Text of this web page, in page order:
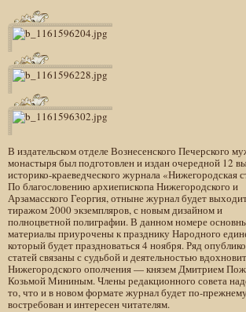
В издательском отделе Вознесенского Печерского
монастыря был подготовлен и издан очередной 12
историко-краеведческого журнала «Нижегородская
По благословению архиепископа Нижегородского и
Арзамасского Георгия, отныне журнал будет
тиражом 2000 экземпляров, с новым дизайном и
полноцветной полиграфии. В данном номере
материалы приурочены к празднику Народного
который будет праздноваться 4 ноября. Ряд
статей связаны с судьбой и деятельностью
Нижегородского ополчения — князем Дмитрием
Козьмой Мининым. Члены редакционного совета
то, что и в новом формате журнал будет по-
востребован и интересен читателям.